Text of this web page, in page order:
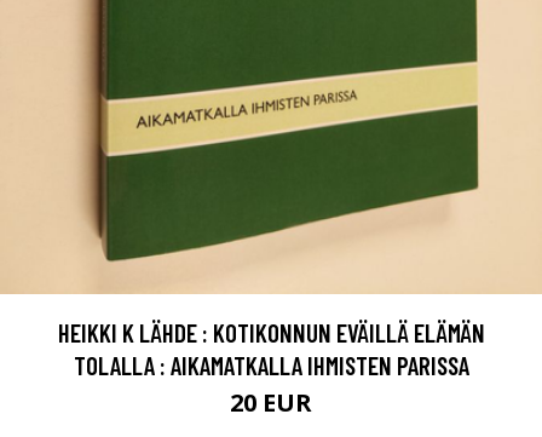
HEIKKI K LÄHDE : KOTIKONNUN EVÄILLÄ ELÄMÄN
TOLALLA : AIKAMATKALLA IHMISTEN PARISSA
20 EUR